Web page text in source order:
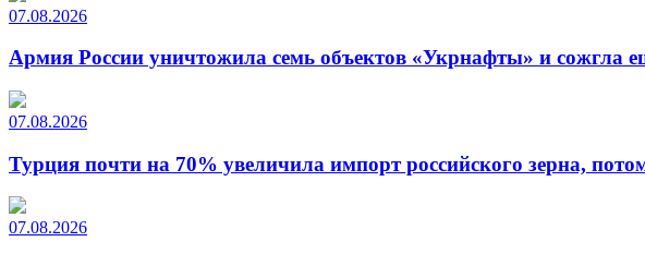
07.08.2026
Армия России уничтожила семь объектов «Укрнафты» и сожгла
07.08.2026
Турция почти на 70% увеличила импорт российского зерна,
07.08.2026